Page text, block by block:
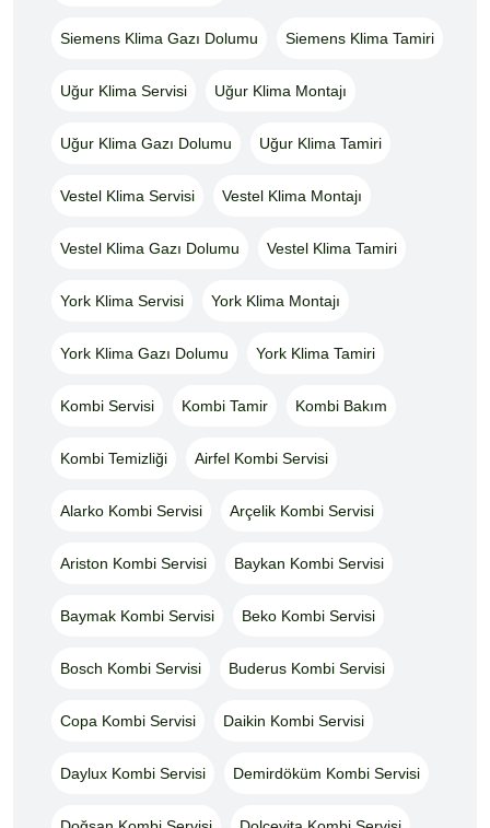
Siemens Klima Gazı Dolumu Siemens Klima Tamiri
Uğur Klima Servisi Uğur Klima Montajı
Uğur Klima Gazı Dolumu Uğur Klima Tamiri
Vestel Klima Servisi Vestel Klima Montajı
Vestel Klima Gazı Dolumu Vestel Klima Tamiri
York Klima Servisi York Klima Montajı
York Klima Gazı Dolumu York Klima Tamiri
Kombi Servisi Kombi Tamir Kombi Bakım
Kombi Temizliği Airfel Kombi Servisi
Alarko Kombi Servisi Arçelik Kombi Servisi
Ariston Kombi Servisi Baykan Kombi Servisi
Baymak Kombi Servisi Beko Kombi Servisi
Bosch Kombi Servisi Buderus Kombi Servisi
Copa Kombi Servisi Daikin Kombi Servisi
Daylux Kombi Servisi Demirdöküm Kombi Servisi